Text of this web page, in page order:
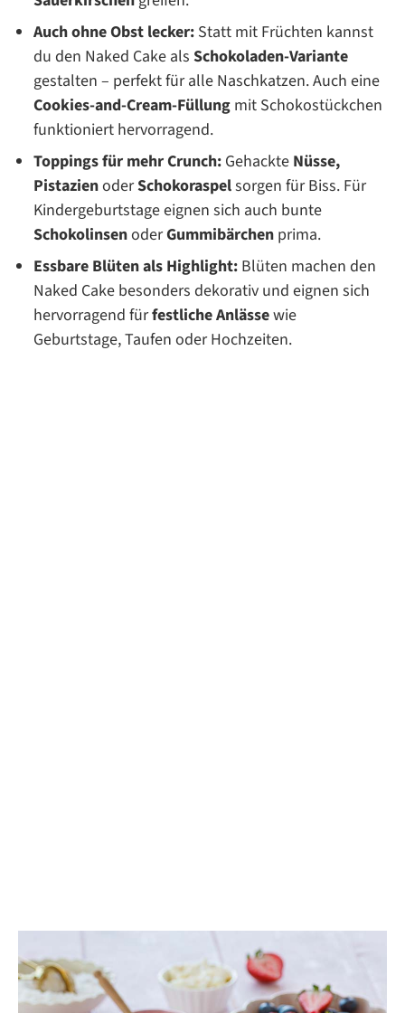
Auch ohne Obst lecker: Statt mit Früchten kannst
du den Naked Cake als Schokoladen-Variante
gestalten – perfekt für alle Naschkatzen. Auch eine
Cookies-and-Cream-Füllung mit Schokostückchen
funktioniert hervorragend.
Toppings für mehr Crunch: Gehackte Nüsse,
PistazienoderSchokoraspelsorgen für Biss. Für
Kindergeburtstage eignen sich auch bunte
SchokolinsenoderGummibärchen prima.
Essbare Blüten als Highlight: Blüten machen den
Naked Cake besonders dekorativ und eignen sich
hervorragend fürfestliche Anlässewie
Geburtstage, Taufen oder Hochzeiten.